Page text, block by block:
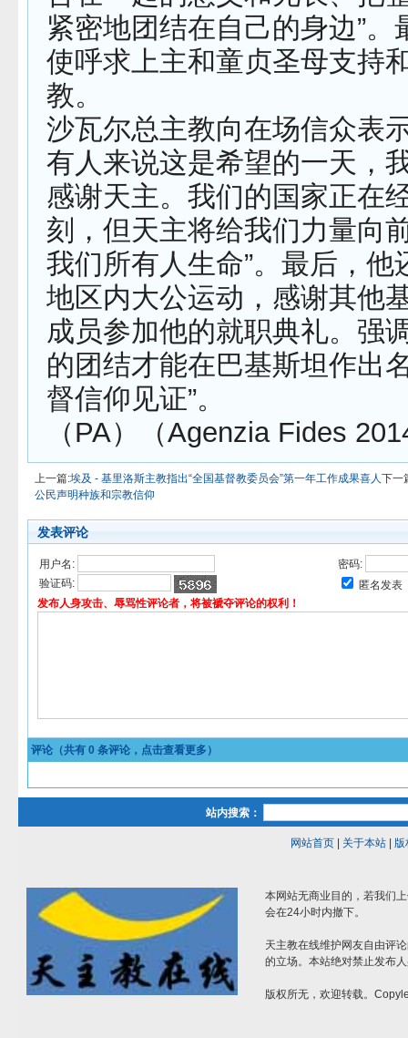
紧密地团结在自己的身边”。
使呼求上主和童贞圣母支持
教。
沙瓦尔总主教向在场信众表
有人来说这是希望的一天，
感谢天主。我们的国家正在
刻，但天主将给我们力量向
我们所有人生命”。最后，他
地区内大公运动，感谢其他
成员参加他的就职典礼。强
的团结才能在巴基斯坦作出
督信仰见证”。
（PA）（Agenzia Fides
上一篇:埃及 - 基里洛斯主教指出“全国基督教委员会”第一年工作成果喜人下一
公民声明种族和宗教信仰
发表评论
用户名:
密码:
验证码:
匿名发表
发布人身攻击、辱骂性评论者，将被褫夺评论的权利！
评论（共有 0 条评论，点击查看更多）
站内搜索：
网站首页| 关于本站| 版
本网站无商业目的，若我们
会在24小时内撤下。
天主教在线维护网友自由评
的立场。本站绝对禁止发布
版权所无，欢迎转载。